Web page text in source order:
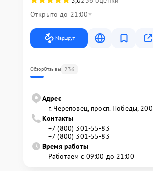
Открыто до 21:00
Маршрут
ОбзорОтзывы 236
Адрес
г. Череповец, просп. Победы, 200
Контакты
+7 (800) 301-55-83
+7 (800) 301-55-83
Время работы
Работаем с 09:00 до 21:00